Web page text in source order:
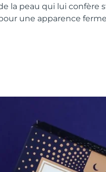
la peau qui lui confère
une apparence